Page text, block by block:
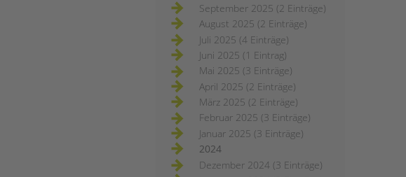
September 2025 (2 Einträge)
August 2025 (2 Einträge)
Juli 2025 (4 Einträge)
Juni 2025 (1 Eintrag)
Mai 2025 (3 Einträge)
April 2025 (2 Einträge)
März 2025 (2 Einträge)
Februar 2025 (3 Einträge)
Januar 2025 (3 Einträge)
2024
Dezember 2024 (3 Einträge)